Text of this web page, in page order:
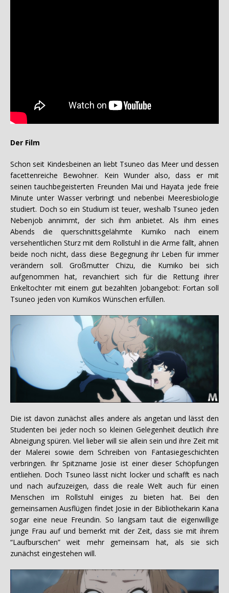
Der Film
Schon seit Kindesbeinen an liebt Tsuneo das Meer und dessen
facettenreiche Bewohner. Kein Wunder also, dass er mit
seinen tauchbegeisterten Freunden Mai und Hayata jede freie
Minute unter Wasser verbringt und nebenbei Meeresbiologie
studiert. Doch so ein Studium ist teuer, weshalb Tsuneo jeden
Nebenjob annimmt, der sich ihm anbietet. Als ihm eines
Abends die querschnittsgelähmte Kumiko nach einem
versehentlichen Sturz mit dem Rollstuhl in die Arme fällt, ahnen
beide noch nicht, dass diese Begegnung ihr Leben für immer
verändern soll. Großmutter Chizu, die Kumiko bei sich
aufgenommen hat, revanchiert sich für die Rettung ihrer
Enkeltochter mit einem gut bezahlten Jobangebot: Fortan soll
Tsuneo jeden von Kumikos Wünschen erfüllen.
Die ist davon zunächst alles andere als angetan und lässt den
Studenten bei jeder noch so kleinen Gelegenheit deutlich ihre
Abneigung spüren. Viel lieber will sie allein sein und ihre Zeit mit
der Malerei sowie dem Schreiben von Fantasiegeschichten
verbringen. Ihr Spitzname Josie ist einer dieser Schöpfungen
entliehen. Doch Tsuneo lässt nicht locker und schafft es nach
und nach aufzuzeigen, dass die reale Welt auch für einen
Menschen im Rollstuhl einiges zu bieten hat. Bei den
gemeinsamen Ausflügen findet Josie in der Bibliothekarin Kana
sogar eine neue Freundin. So langsam taut die eigenwillige
junge Frau auf und bemerkt mit der Zeit, dass sie mit ihrem
“Laufburschen” weit mehr gemeinsam hat, als sie sich
zunächst eingestehen will.